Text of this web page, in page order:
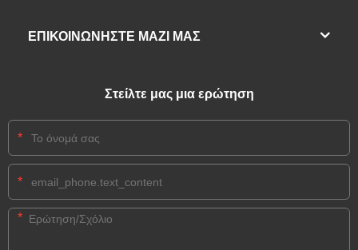
ΕΠΙΚΟΙΝΩΝΗΣΤΕ ΜΑΖΙ ΜΑΣ
Στείλτε μας μια ερώτηση
*
*
*